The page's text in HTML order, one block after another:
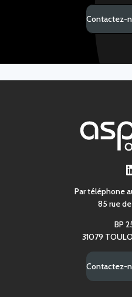
Contactez-
Par téléphone
85 rue
BP
31079
Contactez-